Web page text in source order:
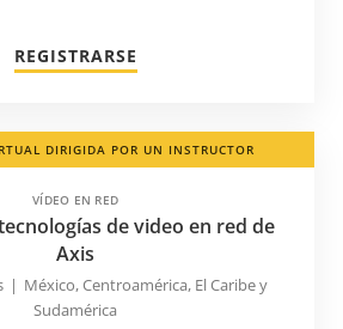
REGISTRARSE
DIRIGIDA POR UN INSTRUCTOR
VÍDEO EN RED
de video en red de
Axis
| México, Centroamérica, El Caribe y
Sudamérica